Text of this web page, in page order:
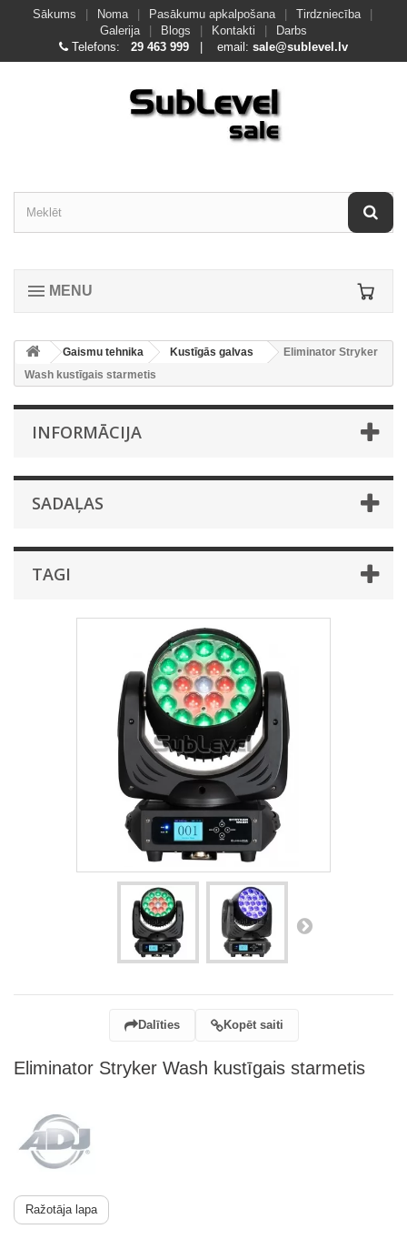
Sākums Noma Pasākumu apkalpošana Tirdzniecība
Galerija
Blogs Kontakti
Darbs
Telefons:
29 463 999 | email: sale@sublevel.lv
MENU
Gaismu tehnika Kustīgās galvas
Eliminator Stryker
Wash kustīgais starmetis
INFORMĀCIJA
SADAĻAS
TAGI
Dalīties Kopēt saiti
Eliminator Stryker Wash kustīgais starmetis
Ražotāja lapa